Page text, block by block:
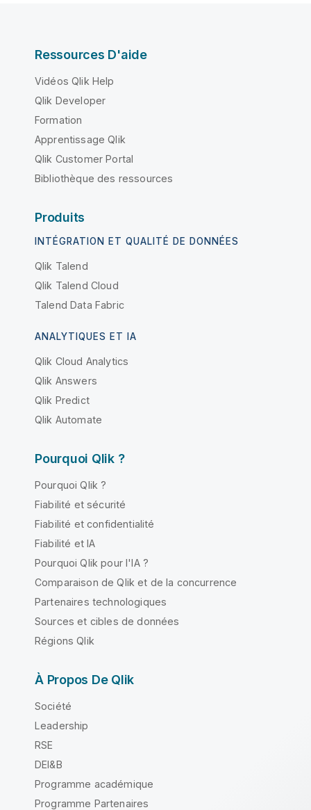
Ressources D'aide
Vidéos Qlik Help
Qlik Developer
Formation
Apprentissage Qlik
Qlik Customer Portal
Bibliothèque des ressources
Produits
INTÉGRATION ET QUALITÉ DE DONNÉES
Qlik Talend
Qlik Talend Cloud
Talend Data Fabric
ANALYTIQUES ET IA
Qlik Cloud Analytics
Qlik Answers
Qlik Predict
Qlik Automate
Pourquoi Qlik ?
Pourquoi Qlik ?
Fiabilité et sécurité
Fiabilité et confidentialité
Fiabilité et IA
Pourquoi Qlik pour l'IA ?
Comparaison de Qlik et de la concurrence
Partenaires technologiques
Sources et cibles de données
Régions Qlik
À Propos De Qlik
Société
Leadership
RSE
DEI&B
Programme académique
Programme Partenaires